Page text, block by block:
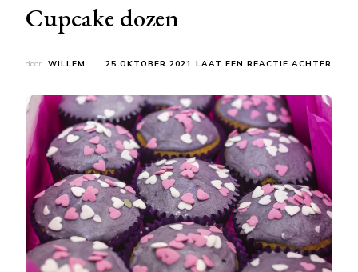
Cupcake dozen
door WILLEM 25 OKTOBER 2021 LAAT EEN REACTIE ACHTER